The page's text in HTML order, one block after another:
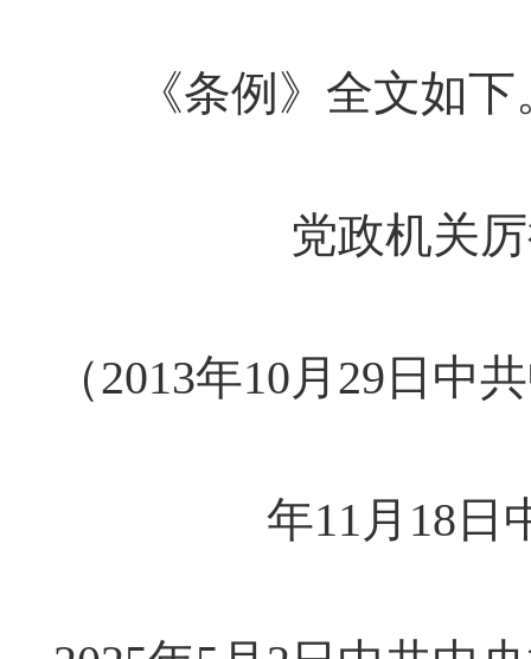
《条例》全文如下
党政机关
（2013年10月29日
年11月18日